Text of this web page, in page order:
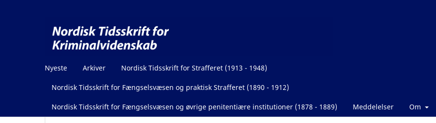
Nyeste Arkiver Nordisk Tidsskrift for Strafferet (1913 - 1948)
Nordisk Tidsskrift for Fængselsvæsen og praktisk Strafferet (1890 - 1912)
Nordisk Tidsskrift for Fængselsvæsen og øvrige penitentiære institutioner (1878 - 1889) Meddelelser Om